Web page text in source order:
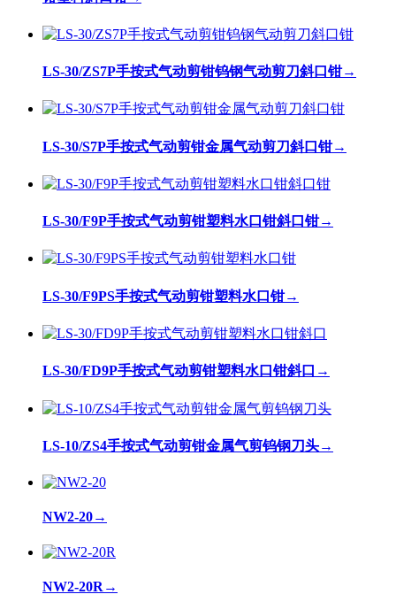
LS-30/ZS7P手按式气动剪钳钨钢气动剪刀斜口钳→
LS-30/S7P手按式气动剪钳金属气动剪刀斜口钳→
LS-30/F9P手按式气动剪钳塑料水口钳斜口钳→
LS-30/F9PS手按式气动剪钳塑料水口钳→
LS-30/FD9P手按式气动剪钳塑料水口钳斜口 →
LS-10/ZS4手按式气动剪钳金属气剪钨钢刀头→
NW2-20→
NW2-20R →